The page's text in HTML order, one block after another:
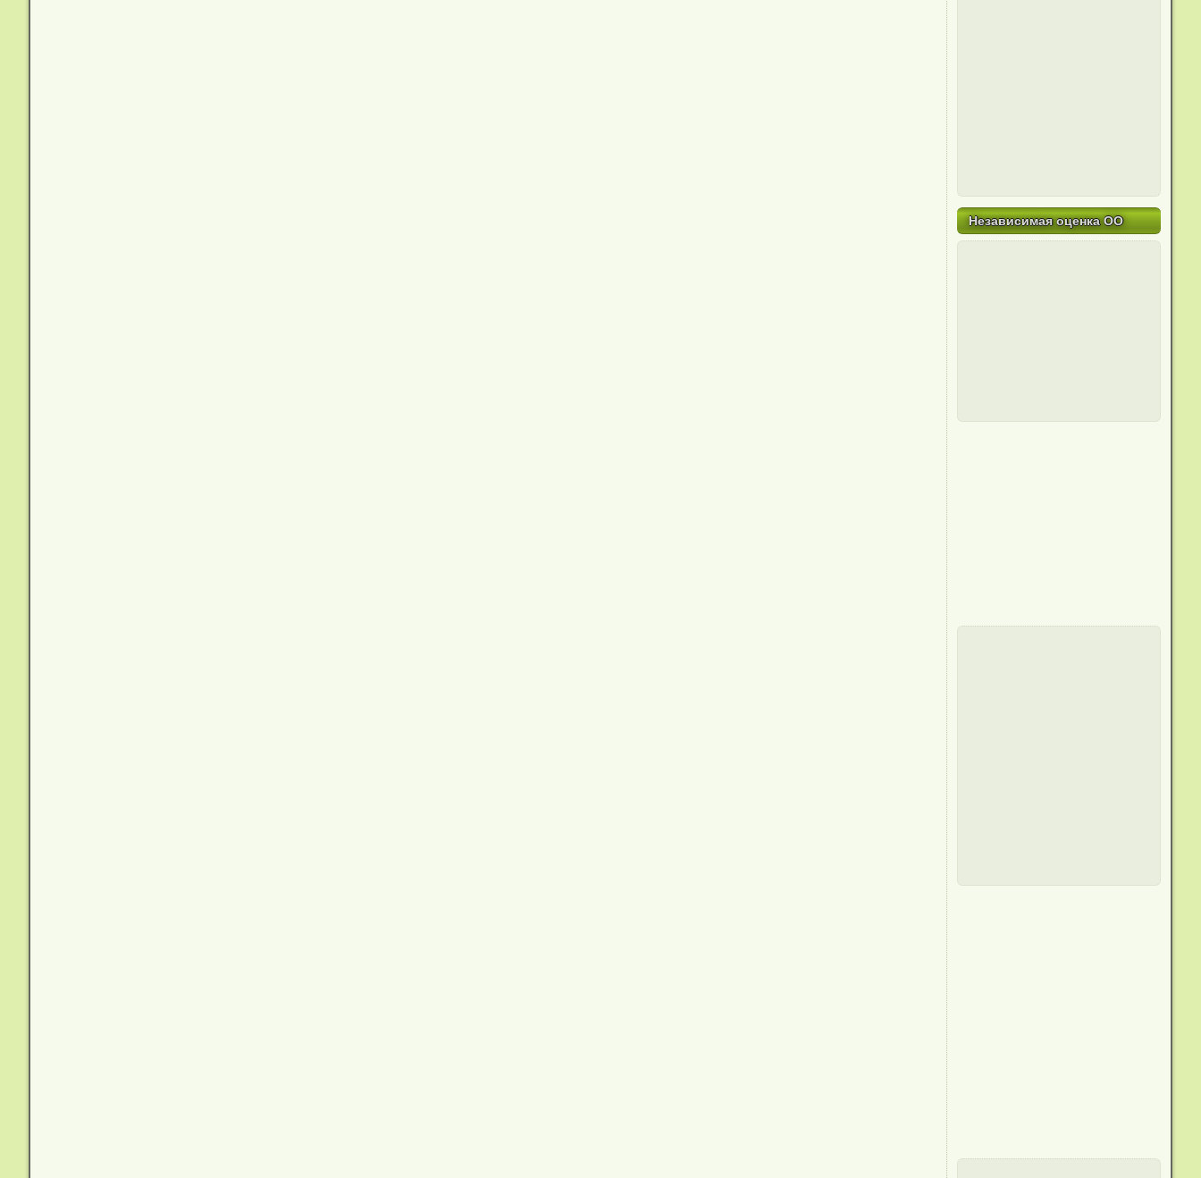
Независимая оценка ОО